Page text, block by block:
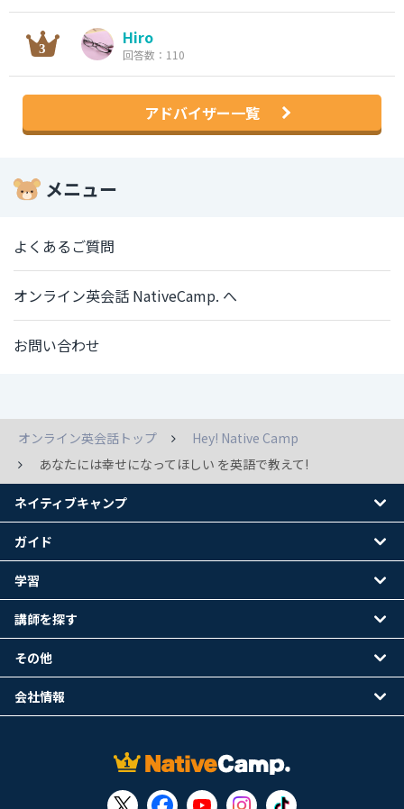
Hiro
回答数：110
アドバイザー一覧
メニュー
よくあるご質問
オンライン英会話 NativeCamp. へ
お問い合わせ
オンライン英会話トップ
Hey! Native Camp
あなたには幸せになってほしい を英語で教えて!
ネイティブキャンプ
ガイド
学習
講師を探す
その他
会社情報